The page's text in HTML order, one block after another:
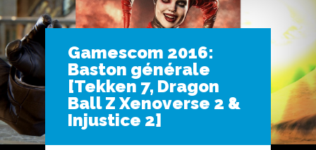
Gamescom 2016:
Baston générale
[Tekken 7, Dragon
Ball Z Xenoverse 2 &
Injustice 2]